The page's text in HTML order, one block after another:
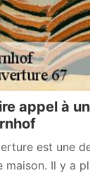
appel à
est une
maison. Il y a